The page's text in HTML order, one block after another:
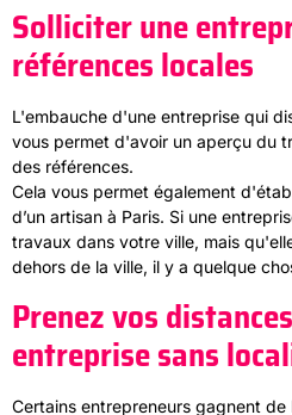
Solliciter une
références locales
L'embauche d'une entreprise qui
vous permet d'avoir un aperçu du
des références.
Cela vous permet également
d’un artisan à Paris. Si une
travaux dans votre ville, mais
dehors de la ville, il y a quelque
Prenez vos
entreprise sans
Certains entrepreneurs gagnent